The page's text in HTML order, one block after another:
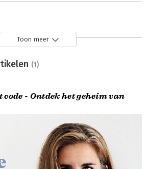
Toon meer
(1)
code - Ontdek het geheim van